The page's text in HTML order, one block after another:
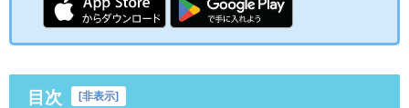
目次 非表示